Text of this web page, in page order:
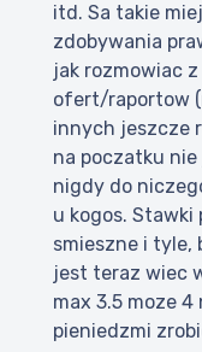
itd. Sa takie
zdobywania
jak rozmowiac
ofert/raportow
innych jeszcze
na poczatku
nigdy do
u kogos. Stawki
smieszne i tyle,
jest teraz wiec
max 3.5 moze
pieniedzmi